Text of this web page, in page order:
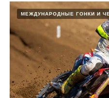
МЕЖДУНАРОДНЫЕ ГОНКИ И